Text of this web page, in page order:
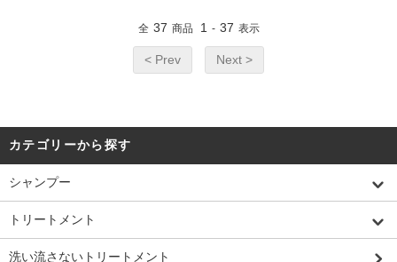
全 37 商品 1 - 37 表示
< Prev Next >
カテゴリーから探す
シャンプー
トリートメント
洗い流さないトリートメント